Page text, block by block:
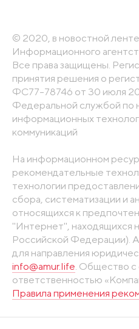
© 2020, в новостной
Информационного
Все права защищены.
принятия решения о
ФС77-78746 от 30 июля
Федеральной службой по
информационных
коммуникаций
На информационном
рекомендательные
технологии
сбора, систематизации и
относящихся к
"Интернет", находящихся
Российской Федерации).
для направления
info@amur.life. Общество с
ответственностью
Правила применения